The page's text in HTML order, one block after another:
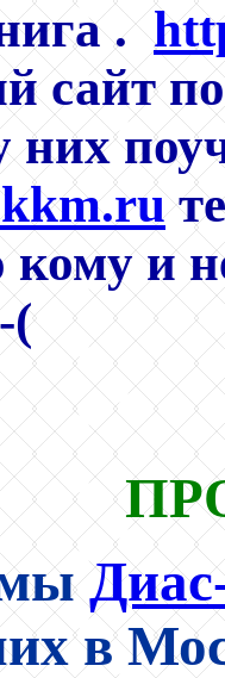
.
сайт
них
кому и
(
в